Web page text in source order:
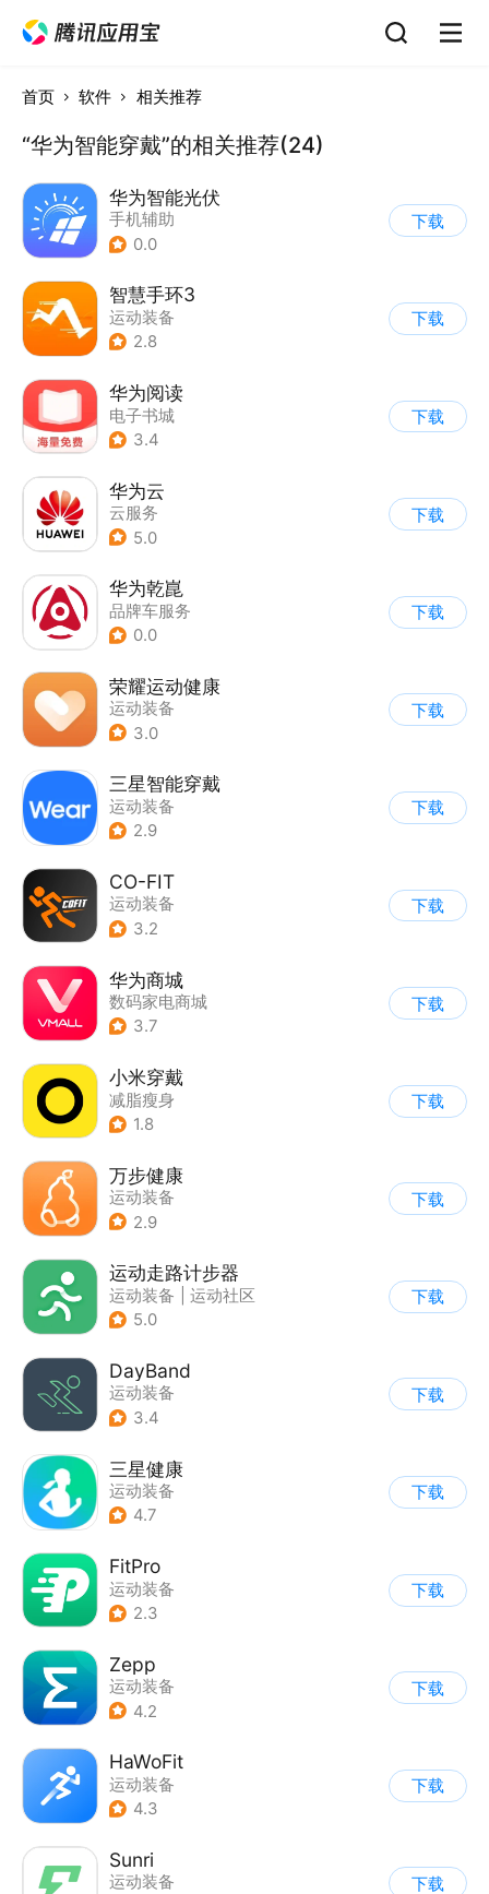
首页 软件 相关推荐
“华为智能穿戴”的相关推荐(24)
华为智能光伏
手机辅助
0.0
下载
智慧手环3
运动装备
2.8
下载
华为阅读
电子书城
3.4
下载
华为云
云服务
5.0
下载
华为乾崑
品牌车服务
0.0
下载
荣耀运动健康
运动装备
3.0
下载
三星智能穿戴
运动装备
2.9
下载
CO-FIT
运动装备
3.2
下载
华为商城
数码家电商城
3.7
下载
小米穿戴
减脂瘦身
1.8
下载
万步健康
运动装备
2.9
下载
运动走路计步器
运动装备
运动社区
5.0
下载
DayBand
运动装备
3.4
下载
三星健康
运动装备
4.7
下载
FitPro
运动装备
2.3
下载
Zepp
运动装备
4.2
下载
HaWoFit
运动装备
4.3
下载
Sunri
运动装备
下载